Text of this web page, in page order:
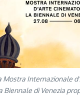
Mostra Internazionale
Biennale di Venezia